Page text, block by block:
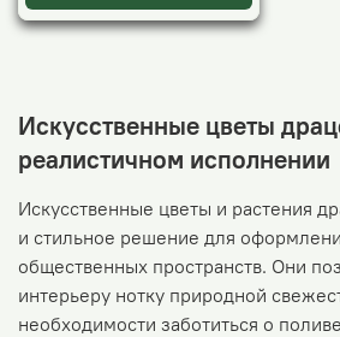
Искусственные цветы
реалистичном исполнении
Искусственные цветы и растения
и стильное решение для
общественных пространств. Они
интерьеру нотку природной
необходимости заботиться о